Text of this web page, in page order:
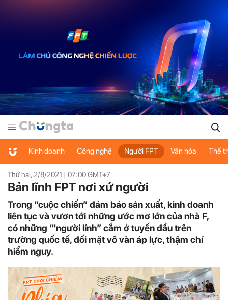
Kinh doanh Công nghệ Người FPT Văn hóa Thể
Thứ hai, 2/8/2021 | 07:00GMT+7
Bản lĩnh FPT nơi xứ người
Trong “cuộc chiến” đảm bảo sản xuất, kinh doanh
liên tục và vươn tới những ước mơ lớn của nhà F,
có những “'người lính” cắm ở tuyến đầu trên
trường quốc tế, đối mặt vô vàn áp lực, thậm chí
hiểm nguy.